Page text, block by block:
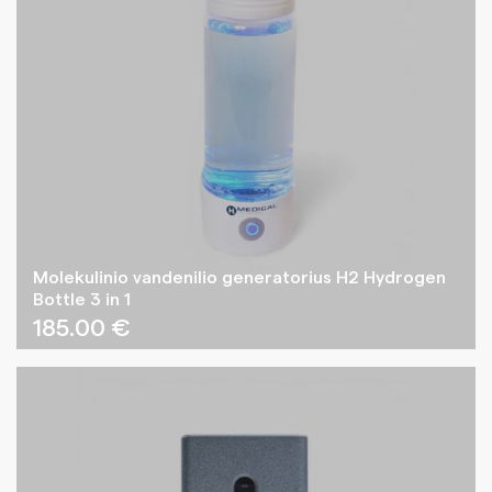
Molekulinio vandenilio generatorius H2 Hydrogen
Bottle 3 in 1
185.00 €